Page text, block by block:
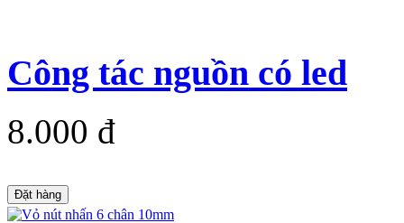
Công tác nguồn có led
8.000 đ
Đặt hàng